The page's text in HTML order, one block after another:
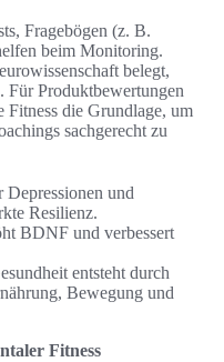
Fragebögen (z. B.
beim Monitoring.
belegt,
Für Produktbewertungen
die Grundlage, um
sachgerecht zu
und
Resilienz.
BDNF und verbessert
entsteht durch
Bewegung und
Fitness